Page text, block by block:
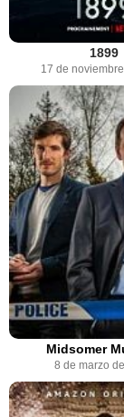
1899
17 de
Midsomer
8 de marzo